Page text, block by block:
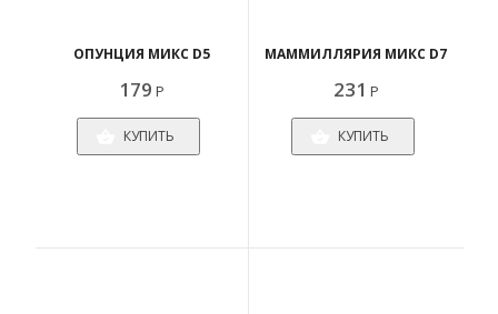
ОПУНЦИЯ МИКС D5
179 Р
КУПИТЬ
МАММИЛЛЯРИЯ МИКС D7
231 Р
КУПИТЬ